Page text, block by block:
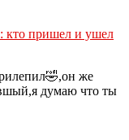
кто пришел и ушел
же
думаю что ты